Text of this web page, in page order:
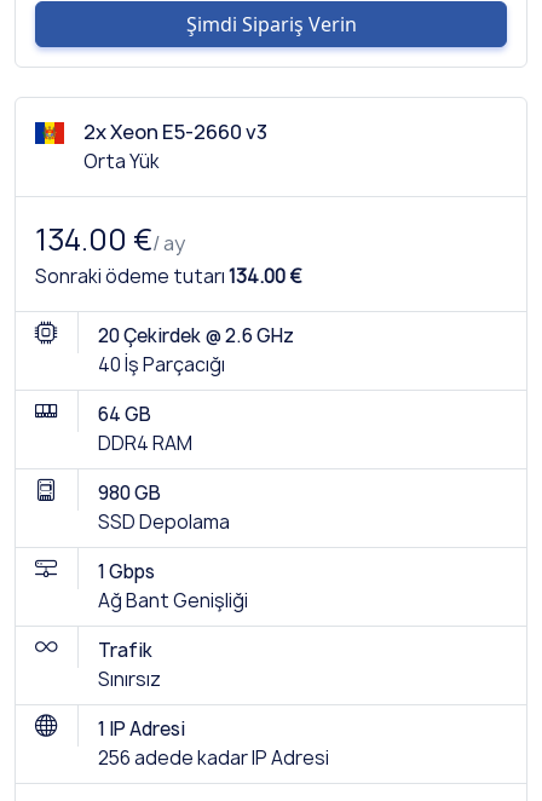
Şimdi Sipariş Verin
2x Xeon E5-2660 v3
Orta Yük
134.00 €/ ay
Sonraki ödeme tutarı134.00 €
20 Çekirdek @ 2.6 GHz
40 İş Parçacığı
64 GB
DDR4 RAM
980 GB
SSD Depolama
1 Gbps
Ağ Bant Genişliği
Trafik
Sınırsız
1 IP Adresi
256 adede kadar IP Adresi